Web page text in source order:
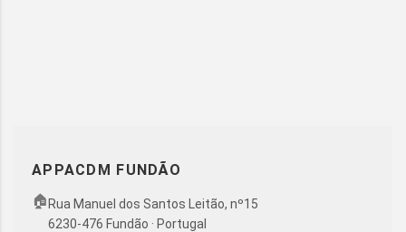
APPACDM FUNDÃO
🏠 Rua Manuel dos Santos Leitão, nº15
6230-476 Fundão · Portugal